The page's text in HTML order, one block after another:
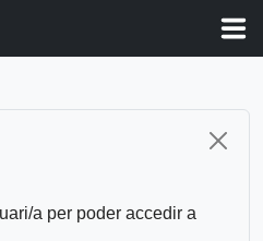
a per poder accedir a